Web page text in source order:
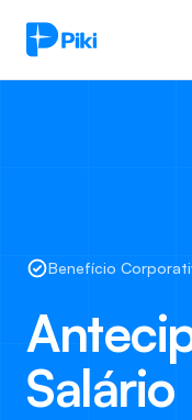
Benefício
Salário